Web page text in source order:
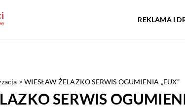
REKLAMA I
>WIESŁAW ŻELAZKO SERWIS OGUMIENIA „FUX”
SERWIS